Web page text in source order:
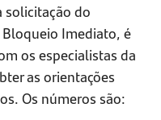
solicitação do
Imediato, é
os especialistas da
as orientações
Os números são: